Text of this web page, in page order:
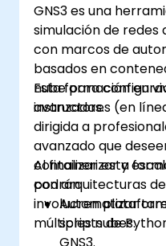
GNS3 es una
simulación de
con marcos de
basados en
nube para
avanzadas.
Esta formación en
instructores (en
dirigida a
avanzado que
containerizar y
con arquitecturas
involucren
múltiples nubes.
Al finalizar esta
podrán:
Automatizar
scripts de
GNS3.